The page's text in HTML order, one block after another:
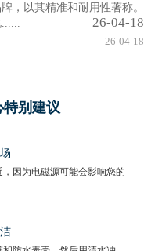
，以其精准和耐用性著称。
26-04-18
26-04-18
特别建议
因为电磁源可能会影响您的